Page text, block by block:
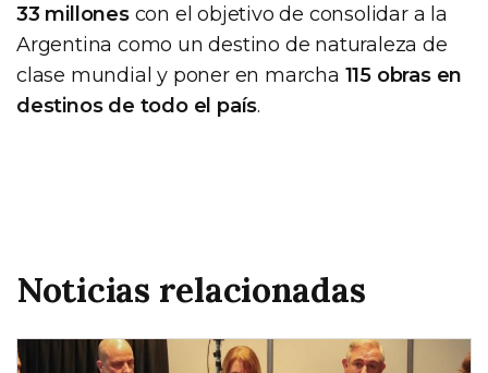
33 millonescon el objetivo de consolidar a la
Argentina como un destino de naturaleza de
clase mundial y poner en marcha 115 obras en
destinos de todo el país.
Noticias relacionadas